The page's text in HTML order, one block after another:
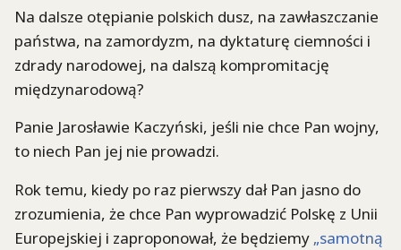
Na dalsze otępianie polskich dusz, na zawłaszczanie
państwa, na zamordyzm, na dyktaturę ciemności i
zdrady narodowej, na dalszą kompromitację
międzynarodową?
Panie Jarosławie Kaczyński, jeśli nie chce Pan wojny,
to niech Pan jej nie prowadzi.
Rok temu, kiedy po raz pierwszy dał Pan jasno do
zrozumienia, że chce Pan wyprowadzić Polskę z Unii
Europejskiej i zaproponował, że będziemy „samotną